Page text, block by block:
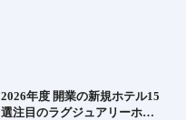
2026年度 開業の新規ホテル15
選注目のラグジュアリーホテ